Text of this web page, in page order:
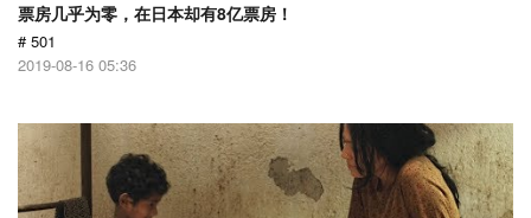
票房几乎为零，在日本却有8亿票房！
# 501
2019-08-16 05:36